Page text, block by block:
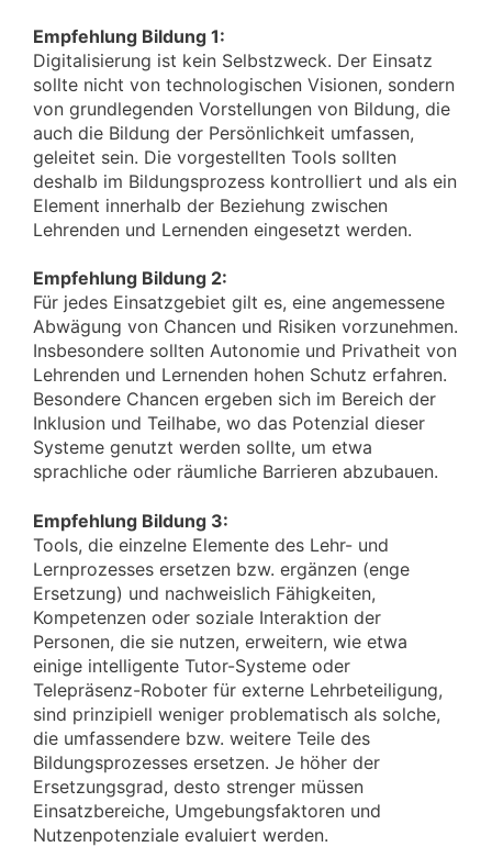
Empfehlung Bildung 1:
Digitalisierung ist kein Selbstzweck. Der Einsatz
sollte nicht von technologischen Visionen, sondern
von grundlegenden Vorstellungen von Bildung, die
auch die Bildung der Persönlichkeit umfassen,
geleitet sein. Die vorgestellten Tools sollten
deshalb im Bildungsprozess kontrolliert und als ein
Element innerhalb der Beziehung zwischen
Lehrenden und Lernenden eingesetzt werden.
Empfehlung Bildung 2:
Für jedes Einsatzgebiet gilt es, eine angemessene
Abwägung von Chancen und Risiken vorzunehmen.
Insbesondere sollten Autonomie und Privatheit von
Lehrenden und Lernenden hohen Schutz erfahren.
Besondere Chancen ergeben sich im Bereich der
Inklusion und Teilhabe, wo das Potenzial dieser
Systeme genutzt werden sollte, um etwa
sprachliche oder räumliche Barrieren abzubauen.
Empfehlung Bildung 3:
Tools, die einzelne Elemente des Lehr- und
Lernprozesses ersetzen bzw. ergänzen (enge
Ersetzung) und nachweislich Fähigkeiten,
Kompetenzen oder soziale Interaktion der
Personen, die sie nutzen, erweitern, wie etwa
einige intelligente Tutor-Systeme oder
Telepräsenz-Roboter für externe Lehrbeteiligung,
sind prinzipiell weniger problematisch als solche,
die umfassendere bzw. weitere Teile des
Bildungsprozesses ersetzen. Je höher der
Ersetzungsgrad, desto strenger müssen
Einsatzbereiche, Umgebungsfaktoren und
Nutzenpotenziale evaluiert werden.